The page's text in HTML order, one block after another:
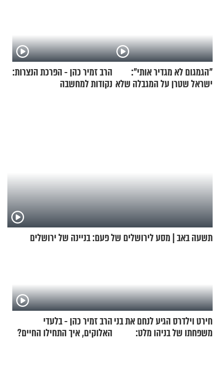
"הגמגום לא מגדיר אותי":
ישראל שטרן על המגבלה שלא
הרב זמיר כהן - הפרכת הנצרות:
נקודות למחשבה
תשעה באב | מסע לירושלים של פעם: בניינה של ירושלים
חירט וילדרס הגיע לנחם את בני
משפחתו של בניהו מלט:
הרב זמיר כהן - בלעדי
האלוקים, איך התחילו החיים?